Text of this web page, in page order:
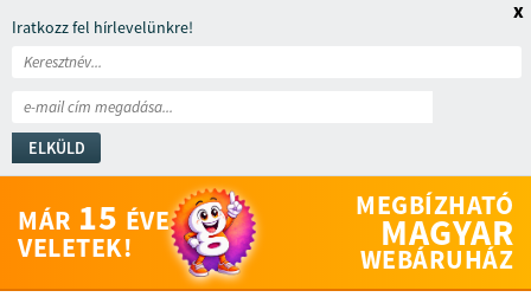
Iratkozz fel hírlevelünkre!
ELKÜLD
x
MÁR 15 ÉVE
VELETEK!
MEGBÍZHATÓ
MAGYAR
WEBÁRUHÁZ